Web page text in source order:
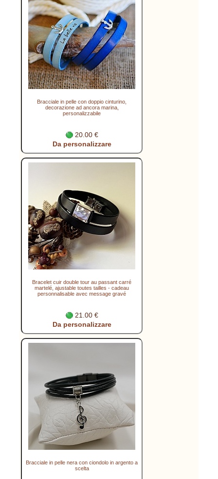
Bracciale in pelle con doppio cinturino,
decorazione ad ancora marina,
personalizzabile
20.00 €
Da personalizzare
Bracelet cuir double tour au passant carré
martelé, ajustable toutes tailles - cadeau
personnalisable avec message gravé
21.00 €
Da personalizzare
Bracciale in pelle nera con ciondolo in argento a
scelta